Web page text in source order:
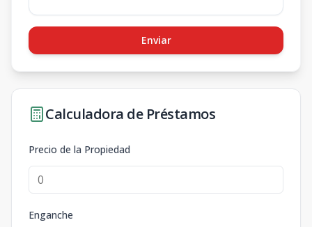
Enviar
Calculadora de Préstamos
Precio de la Propiedad
Enganche